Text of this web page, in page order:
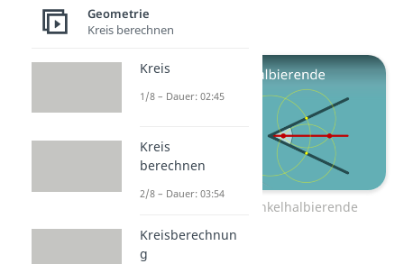
Video
Zum Video: Winkelhalbierende
Geometrie
Kreis berechnen
Kreis
1/8 – Dauer: 02:45
Kreis
berechnen
2/8 – Dauer: 03:54
Kreisberechnun
g